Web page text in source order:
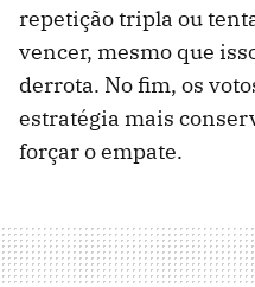
repetição tripla ou
vencer, mesmo que
derrota. No fim, os
estratégia mais
forçar o empate.